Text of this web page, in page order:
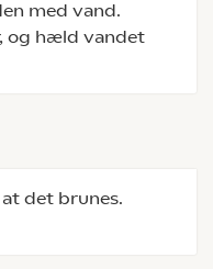
med vand.
og hæld vandet
det brunes.